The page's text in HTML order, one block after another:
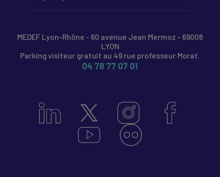
MEDEF Lyon-Rhône - 60 avenue Jean Mermoz - 69008
LYON
Parking visiteur gratuit au 49 rue professeur Morat.
04 78 77 07 01